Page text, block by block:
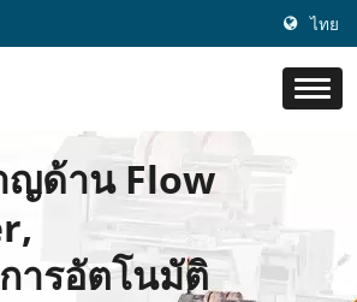
ไทย
ญด้าน Flow
ารอัตโนมัติ